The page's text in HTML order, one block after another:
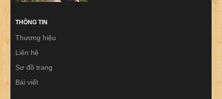
THÔNG TIN
Thương hiệu
Liên hệ
Sơ đồ trang
Bài viết